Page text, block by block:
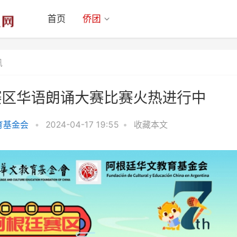
首页 侨团
华语朗诵大赛比赛火热进行中
基金会 • 2024-04-17 19:55 • 收藏本文